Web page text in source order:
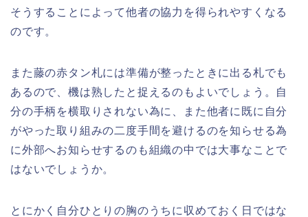
そうすることによって他者の協力を得られやすくなる
のです。
また藤の赤タン札には準備が整ったときに出る札でも
あるので、機は熟したと捉えるのもよいでしょう。自
分の手柄を横取りされない為に、また他者に既に自分
がやった取り組みの二度手間を避けるのを知らせる為
に外部へお知らせするのも組織の中では大事なことで
はないでしょうか。
とにかく自分ひとりの胸のうちに収めておく日ではな